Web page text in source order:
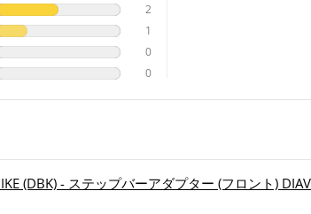
2
1
0
0
(DBK) - ステップバーアダプター (フロント)